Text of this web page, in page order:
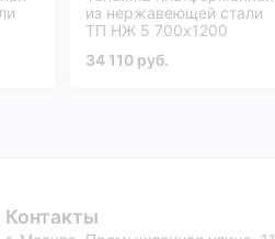
из нержавеющей стали
ТП НЖ 5 700х1200
34 110 руб.
Контакты